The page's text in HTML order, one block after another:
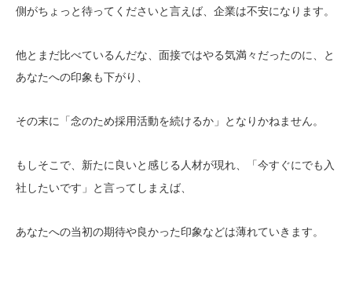
側がちょっと待ってくださいと言えば、企業は不安になります。
他とまだ比べているんだな、面接ではやる気満々だったのに、と
あなたへの印象も下がり、
その末に「念のため採用活動を続けるか」となりかねません。
もしそこで、 新たに良いと感じる人材が現れ
、「今すぐにでも入
社したいです」と言ってしまえば、
あなたへの当初の期待や良かった印象などは薄れていきます。